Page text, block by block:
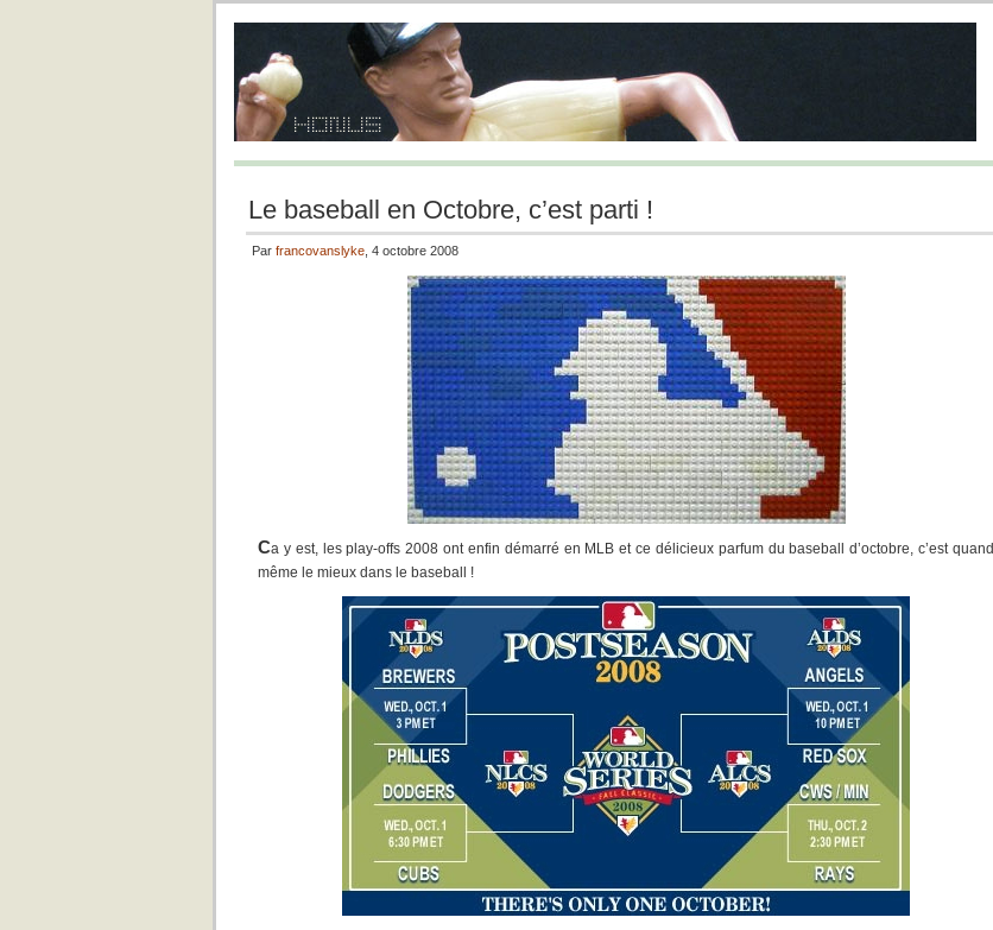
Le baseball en Octobre, c’est parti !
Par francovanslyke , 4 octobre 2008
Ca y est, les play-offs 2008 ont enfin démarré en MLB et ce délicieux parfum du baseball d’octobre, c’est quand
même le mieux dans le baseball !